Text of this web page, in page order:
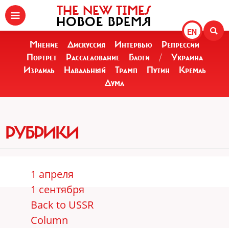
EN
THE NEW TIMES
НОВОЕ ВРЕМЯ
Мнение Дискуссия Интервью
Репрессии
Портрет
Расследование Блоги /
Украина
Израиль
Навальный Трамп Путин
Кремль
Дума
РУБРИКИ
1 апреля
1 сентября
Back to USSR
Column